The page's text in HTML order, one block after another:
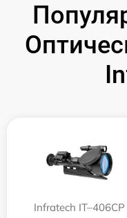
Infratech IT–406СP